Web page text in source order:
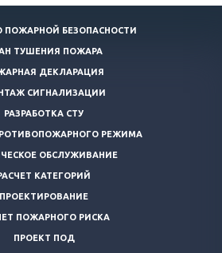
ПОЖАРНОЙ БЕЗОПАСНОСТИ
ТУШЕНИЯ ПОЖАРА
ДЕКЛАРАЦИЯ
СИГНАЛИЗАЦИИ
РАЗРАБОТКА СТУ
РЕЖИМА
ОБСЛУЖИВАНИЕ
КАТЕГОРИЙ
ПРОЕКТИРОВАНИЕ
ПОЖАРНОГО РИСКА
ПРОЕКТ ПОД